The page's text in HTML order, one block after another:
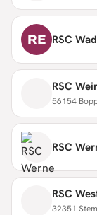
RE RSC
RSC
56154
RSC
RSC
32351